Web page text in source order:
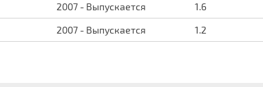
2007 - Выпускается 1.6
2007 - Выпускается 1.2